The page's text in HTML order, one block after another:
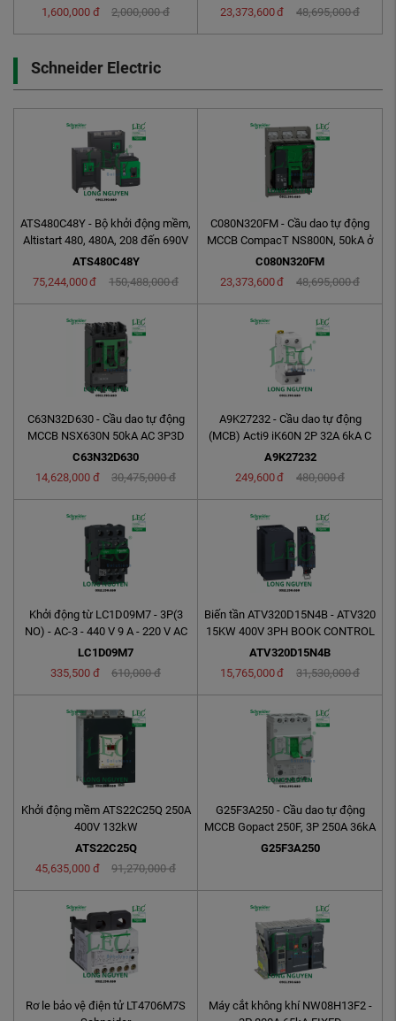
1,600,000 đ 2,000,000đ
23,373,600đ 48,695,000đ
Schneider Electric
ATS480C48Y - Bộ khởi động mềm,
Altistart 480, 480A, 208 đến 690V
AC, nguồn ...
ATS480C48Y
75,244,000đ 150,488,000đ
C080N320FM - Cầu dao tự động
MCCB CompacT NS800N, 50kA ở
415VAC, 3P, cố ...
C080N320FM
23,373,600đ 48,695,000đ
C63N32D630 - Cầu dao tự động
MCCB NSX630N 50kA AC 3P3D
630A 2.3
C63N32D630
14,628,000 đ 30,475,000đ
A9K27232 - Cầu dao tự động
(MCB) Acti9 iK60N 2P 32A 6kA C
A9K27232
249,600đ 480,000đ
Khởi động từ LC1D09M7 - 3P(3
NO) - AC-3 - 440 V 9 A - 220 V AC
coil
LC1D09M7
335,500 đ 610,000đ
Biến tần ATV320D15N4B - ATV320
15KW 400V 3PH BOOK CONTROL
ATV320D15N4B
15,765,000đ 31,530,000đ
Khởi động mềm ATS22C25Q 250A
400V 132kW
ATS22C25Q
45,635,000 đ 91,270,000đ
G25F3A250 - Cầu dao tự động
MCCB Gopact 250F, 3P 250A 36kA
có chỉnh dòng
G25F3A250
Rơ le bảo vệ điện tử LT4706M7S
Máy cắt không khí NW08H13F2 -